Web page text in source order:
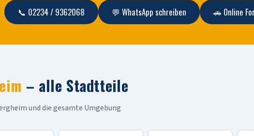
📞 02234 / 9362068 💬 WhatsApp schreiben 🚗 Online
– alle Stadtteile
und die gesamte Umgebung